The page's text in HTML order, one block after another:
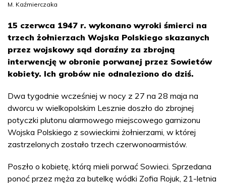
M. Kaźmierczaka
15 czerwca 1947 r. wykonano wyroki śmierci na
trzech żołnierzach Wojska Polskiego skazanych
przez wojskowy sąd doraźny za zbrojną
interwencję w obronie porwanej przez Sowietów
kobiety. Ich grobów nie odnaleziono do dziś.
Dwa tygodnie wcześniej w nocy z 27 na 28 maja na
dworcu w wielkopolskim Lesznie doszło do zbrojnej
potyczki plutonu alarmowego miejscowego garnizonu
Wojska Polskiego z sowieckimi żołnierzami, w której
zastrzelonych zostało trzech czerwonoarmistów.
Poszło o kobietę, którą mieli porwać Sowieci. Sprzedana
ponoć przez męża za butelkę wódki Zofia Rojuk, 21-letnia